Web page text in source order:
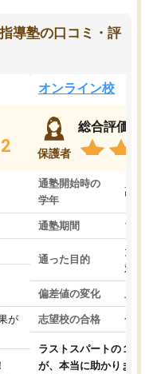
導塾の口コミ・評
が
オンライン校
保護者
総合評価
通塾開始時の
学年
高3
通塾期間 1～3
通った目的
大学
対策
偏差値の変化
志望校の合格 合格
ラストスパートの１か月
が、本当に助かりました